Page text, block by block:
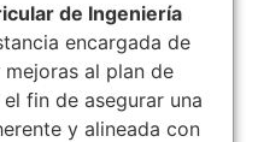
de Ingeniería
encargada de
al plan de
fin de asegurar una
y alineada con